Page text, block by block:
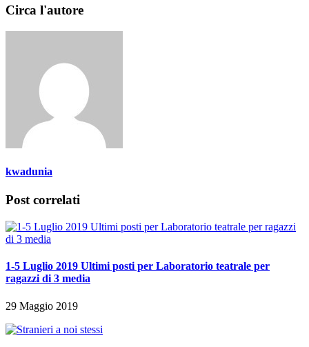
Circa l'autore
kwadunia
Post correlati
1-5 Luglio 2019 Ultimi posti per Laboratorio teatrale per
ragazzi di 3 media
29 Maggio 2019